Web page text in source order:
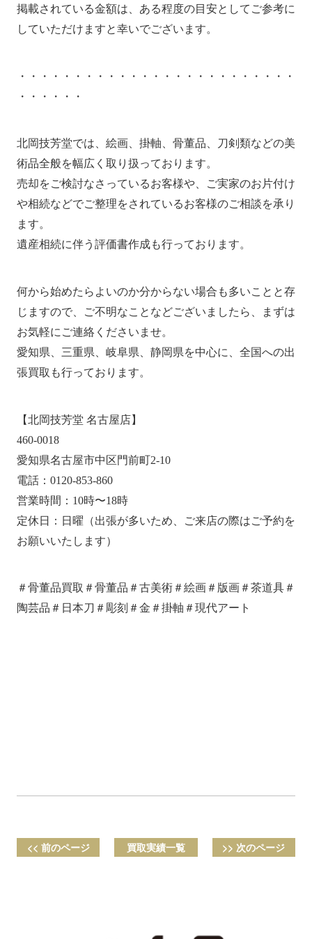
掲載されている金額は、ある程度の目安としてご参考に
していただけますと幸いでございます。
・・・・・・・・・・・・・・・・・・・・・・・・・
・・・・・・
北岡技芳堂では、絵画、掛軸、骨董品、刀剣類などの美
術品全般を幅広く取り扱っております。
売却をご検討なさっているお客様や、ご実家のお片付け
や相続などでご整理をされているお客様のご相談を承り
ます。
遺産相続に伴う評価書作成も行っております。
何から始めたらよいのか分からない場合も多いことと存
じますので、ご不明なことなどございましたら、まずは
お気軽にご連絡くださいませ。
愛知県、三重県、岐阜県、静岡県を中心に、全国への出
張買取も行っております。
【北岡技芳堂 名古屋店】
460-0018
愛知県名古屋市中区門前町2-10
電話：0120-853-860
営業時間：10時〜18時
定休日：日曜（出張が多いため、ご来店の際はご予約を
お願いいたします）
＃骨董品買取＃骨董品＃古美術＃絵画＃版画＃茶道具＃
陶芸品＃日本刀＃彫刻＃金＃掛軸＃現代アート
<< 前のページ 買取実績一覧 >> 次のページ